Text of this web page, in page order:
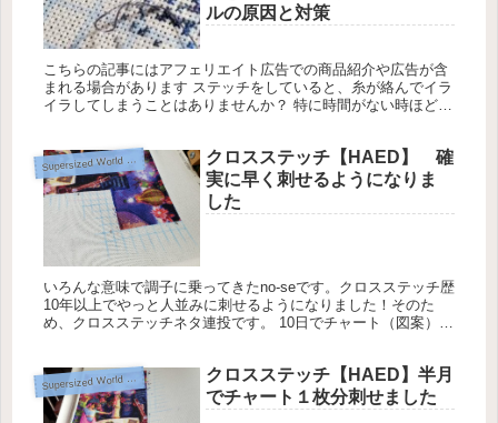
ルの原因と対策
こちらの記事にはアフェリエイト広告での商品紹介や広告が含
まれる場合があります ステッチをしていると、糸が絡んでイラ
イラしてしまうことはありませんか？ 特に時間がない時ほど、
S upersized World Travel Bookshelf【Heaven and Earth Designs】
クロスステッチ【HAED】 確
実に早く刺せるようになりま
した
いろんな意味で調子に乗ってきたno-seです。クロスステッチ歴
10年以上でやっと人並みに刺せるようになりました！そのた
め、クロスステッチネタ連投です。 10日でチャート（図案）１
S upersized World Travel Bookshelf【Heaven and Earth Designs】
クロスステッチ【HAED】半月
でチャート１枚分刺せました